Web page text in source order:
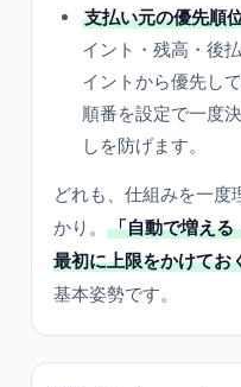
支払い元の優先順
イント・残高・後
イントから優先し
順番を設定で一度
しを防げます。
どれも、仕組みを一度
かり。
「自動で増える
最初に上限をかけてお
基本姿勢です。